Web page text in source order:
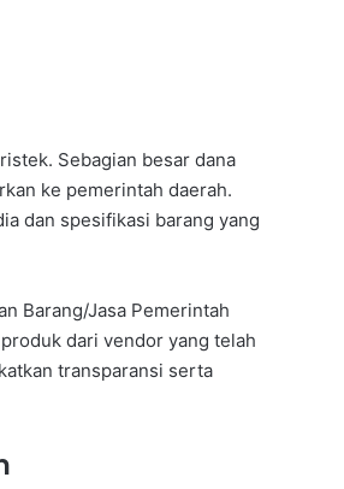
Sebagian besar dana
ke pemerintah daerah.
dan spesifikasi barang yang
Barang/Jasa Pemerintah
dari vendor yang telah
transparansi serta